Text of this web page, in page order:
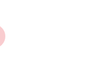
arrow_right